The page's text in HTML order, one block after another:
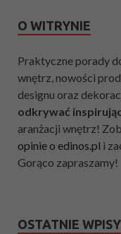
O WITRYNIE
Praktyczne porady
wnętrz, nowości
designu oraz
odkrywać
aranżacji wnętrz!
opinie o edinos.pl i
Gorąco zapraszamy!
OSTATNIE WPISY